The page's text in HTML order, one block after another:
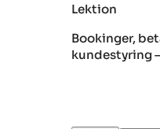
Lektion
Bookinger,
kundestyring